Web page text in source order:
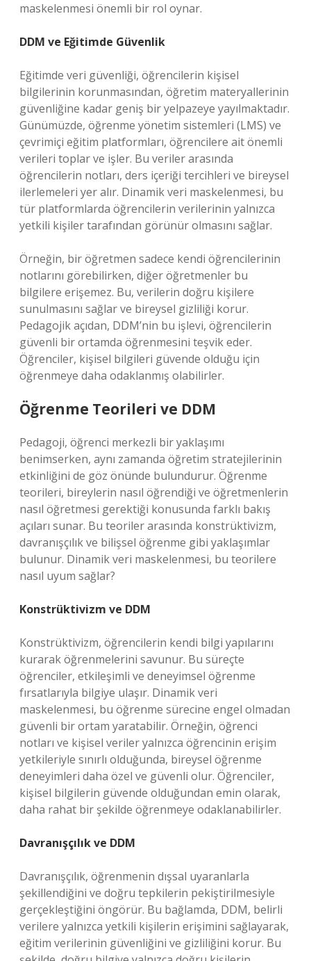
maskelenmesi önemli bir rol oynar.
DDM ve Eğitimde Güvenlik
Eğitimde veri güvenliği, öğrencilerin kişisel
bilgilerinin korunmasından, öğretim materyallerinin
güvenliğine kadar geniş bir yelpazeye yayılmaktadır.
Günümüzde, öğrenme yönetim sistemleri (LMS) ve
çevrimiçi eğitim platformları, öğrencilere ait önemli
verileri toplar ve işler. Bu veriler arasında
öğrencilerin notları, ders içeriği tercihleri ve bireysel
ilerlemeleri yer alır. Dinamik veri maskelenmesi, bu
tür platformlarda öğrencilerin verilerinin yalnızca
yetkili kişiler tarafından görünür olmasını sağlar.
Örneğin, bir öğretmen sadece kendi öğrencilerinin
notlarını görebilirken, diğer öğretmenler bu
bilgilere erişemez. Bu, verilerin doğru kişilere
sunulmasını sağlar ve bireysel gizliliği korur.
Pedagojik açıdan, DDM’nin bu işlevi, öğrencilerin
güvenli bir ortamda öğrenmesini teşvik eder.
Öğrenciler, kişisel bilgileri güvende olduğu için
öğrenmeye daha odaklanmış olabilirler.
Öğrenme Teorileri ve DDM
Pedagoji, öğrenci merkezli bir yaklaşımı
benimserken, aynı zamanda öğretim stratejilerinin
etkinliğini de göz önünde bulundurur. Öğrenme
teorileri, bireylerin nasıl öğrendiği ve öğretmenlerin
nasıl öğretmesi gerektiği konusunda farklı bakış
açıları sunar. Bu teoriler arasında konstrüktivizm,
davranışçılık ve bilişsel öğrenme gibi yaklaşımlar
bulunur. Dinamik veri maskelenmesi, bu teorilere
nasıl uyum sağlar?
Konstrüktivizm ve DDM
Konstrüktivizm, öğrencilerin kendi bilgi yapılarını
kurarak öğrenmelerini savunur. Bu süreçte
öğrenciler, etkileşimli ve deneyimsel öğrenme
fırsatlarıyla bilgiye ulaşır. Dinamik veri
maskelenmesi, bu öğrenme sürecine engel olmadan
güvenli bir ortam yaratabilir. Örneğin, öğrenci
notları ve kişisel veriler yalnızca öğrencinin erişim
yetkileriyle sınırlı olduğunda, bireysel öğrenme
deneyimleri daha özel ve güvenli olur. Öğrenciler,
kişisel bilgilerin güvende olduğundan emin olarak,
daha rahat bir şekilde öğrenmeye odaklanabilirler.
Davranışçılık ve DDM
Davranışçılık, öğrenmenin dışsal uyaranlarla
şekillendiğini ve doğru tepkilerin pekiştirilmesiyle
gerçekleştiğini öngörür. Bu bağlamda, DDM, belirli
verilere yalnızca yetkili kişilerin erişimini sağlayarak,
eğitim verilerinin güvenliğini ve gizliliğini korur. Bu